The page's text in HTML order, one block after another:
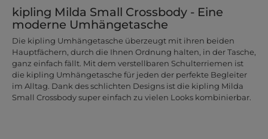
kipling Milda Small Crossbody - Eine
moderne Umhängetasche
Die kipling Umhängetasche überzeugt mit ihren beiden
Hauptfächern, durch die Ihnen Ordnung halten, in der Tasche,
ganz einfach fällt. Mit dem verstellbaren Schulterriemen ist
die kipling Umhängetasche für jeden der perfekte Begleiter
im Alltag. Dank des schlichten Designs ist die kipling Milda
Small Crossbody super einfach zu vielen Looks kombinierbar.